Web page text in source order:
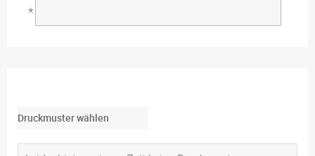
*
Druckmuster wählen